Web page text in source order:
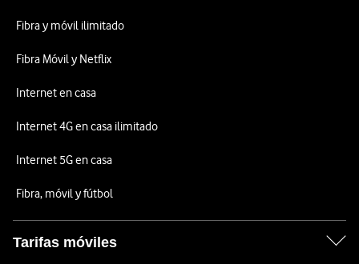
Fibra y móvil ilimitado
Fibra Móvil y Netflix
Internet en casa
Internet 4G en casa ilimitado
Internet 5G en casa
Fibra, móvil y fútbol
Tarifas móviles